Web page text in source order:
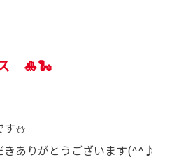
🎍🐍
す⛄
きありがとうございます(^^♪